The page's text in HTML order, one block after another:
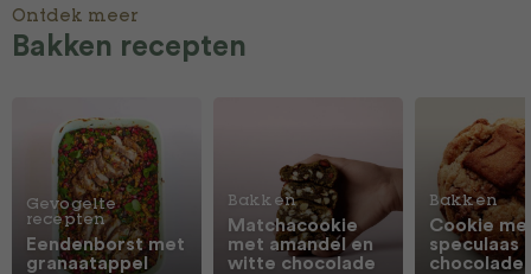
Ontdek meer
Bakken recepten
Gevogelte
recepten
Eendenborst met
granaatappel
Bakken
Matchacookie
met amandel en
witte chocolade
Bakken
Cookie
speculaas
chocolade